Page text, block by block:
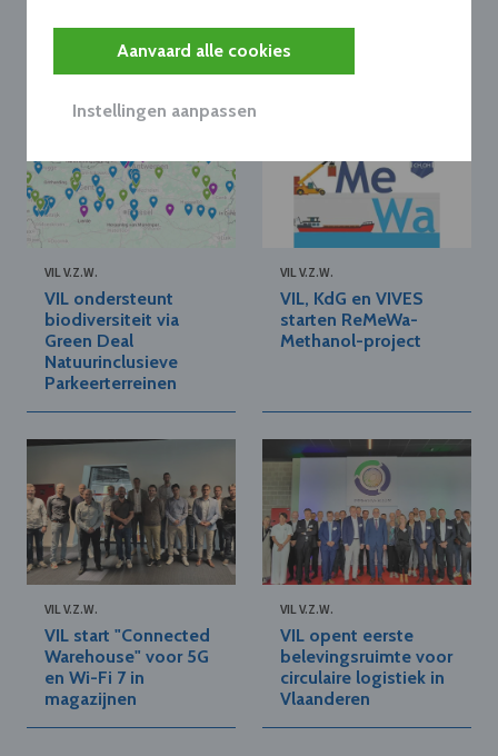
Aanvaard alle cookies
Instellingen aanpassen
van medisch afval in
ziekenhuizen
VIL V.Z.W.
VIL ondersteunt
biodiversiteit via
Green Deal
Natuurinclusieve
Parkeerterreinen
VIL V.Z.W.
VIL, KdG en VIVES
starten ReMeWa-
Methanol-project
VIL V.Z.W.
VIL start "Connected
Warehouse" voor 5G
en Wi-Fi 7 in
magazijnen
VIL V.Z.W.
VIL opent eerste
belevingsruimte voor
circulaire logistiek in
Vlaanderen